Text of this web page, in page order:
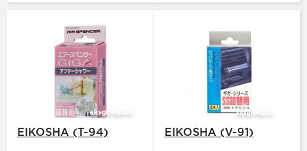
EIKOSHA (T-94) EIKOSHA (V-91)